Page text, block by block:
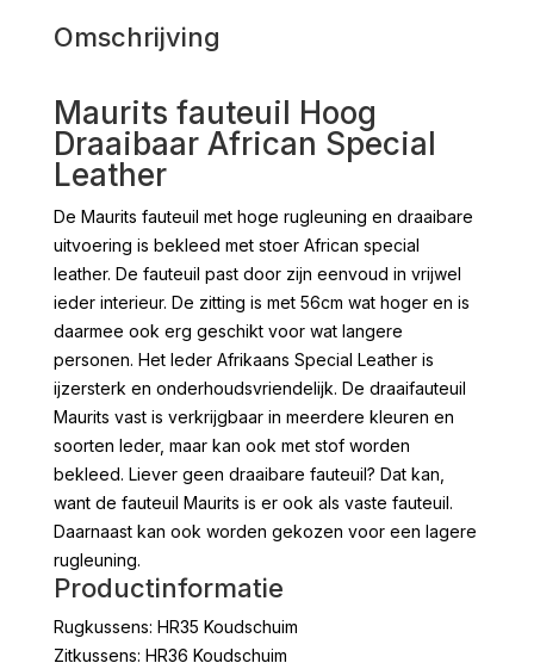
Omschrijving
Maurits fauteuil Hoog
Draaibaar African Special
Leather
De Maurits fauteuil met hoge rugleuning en draaibare
uitvoering is bekleed met stoer African special
leather. De fauteuil past door zijn eenvoud in vrijwel
ieder interieur. De zitting is met 56cm wat hoger en is
daarmee ook erg geschikt voor wat langere
personen. Het leder Afrikaans Special Leather is
ijzersterk en onderhoudsvriendelijk. De draaifauteuil
Maurits vast is verkrijgbaar in meerdere kleuren en
soorten leder, maar kan ook met stof worden
bekleed. Liever geen draaibare fauteuil? Dat kan,
want de fauteuil Maurits is er ook als vaste fauteuil.
Daarnaast kan ook worden gekozen voor een lagere
rugleuning.
Productinformatie
Rugkussens: HR35 Koudschuim
Zitkussens: HR36 Koudschuim